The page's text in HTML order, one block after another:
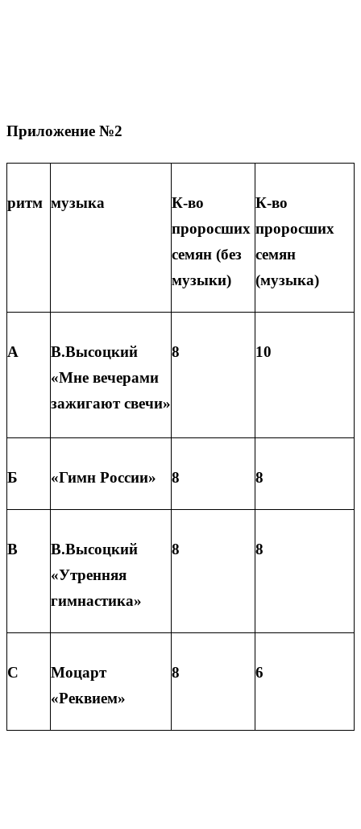
Приложение №2
ритм музыка
К-во
проросших
семян (без
музыки)
К-во
проросших
семян
(музыка)
А
В.Высоцкий
«Мне вечерами
зажигают свечи»
8 10
Б «Гимн России» 8 8
В
В.Высоцкий
«Утренняя
гимнастика»
8 8
С
Моцарт
«Реквием»
8 6